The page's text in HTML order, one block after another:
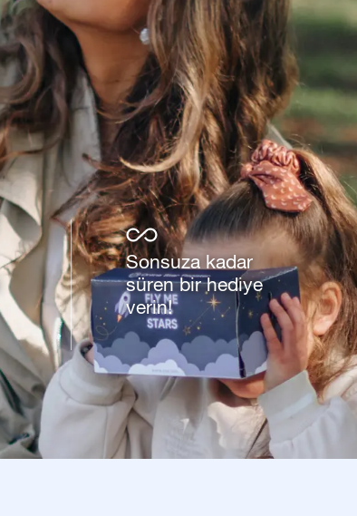
Sonsuza kadar
süren bir hediye
verin!